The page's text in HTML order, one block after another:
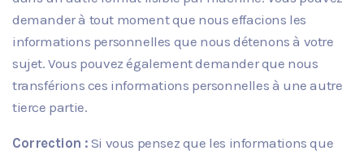
demander à tout moment que nous effacions les
informations personnelles que nous détenons à votre
sujet. Vous pouvez également demander que nous
transférions ces informations personnelles à une autre
tierce partie.
Correction : Si vous pensez que les informations que